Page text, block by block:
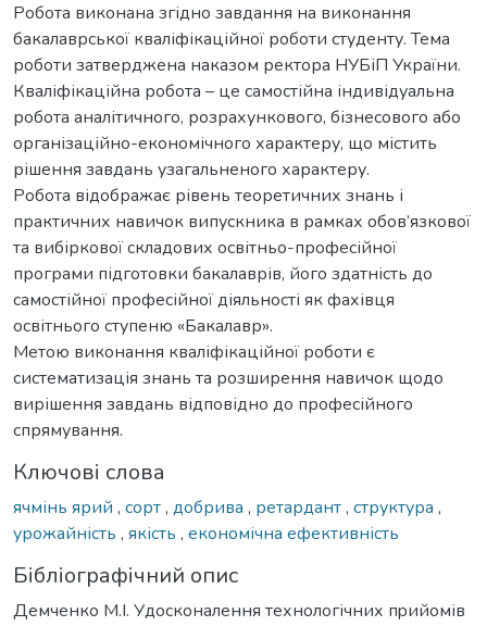
Робота виконана згідно завдання на виконання
бакалаврської кваліфікаційної роботи студенту. Тема
роботи затверджена наказом ректора НУБіП України.
Кваліфікаційна робота – це самостійна індивідуальна
робота аналітичного, розрахункового, бізнесового або
організаційно-економічного характеру, що містить
рішення завдань узагальненого характеру.
Робота відображає рівень теоретичних знань і
практичних навичок випускника в рамках обов’язкової
та вибіркової складових освітньо-професійної
програми підготовки бакалаврів, його здатність до
самостійної професійної діяльності як фахівця
освітнього ступеню «Бакалавр».
Метою виконання кваліфікаційної роботи є
систематизація знань та розширення навичок щодо
вирішення завдань відповідно до професійного
спрямування.
Ключові слова
ячмінь ярий , сорт, добрива , ретардант, структура ,
урожайність , якість , економічна ефективність
Бібліографічний опис
Демченко М.І. Удосконaлення технологічних пpийомів